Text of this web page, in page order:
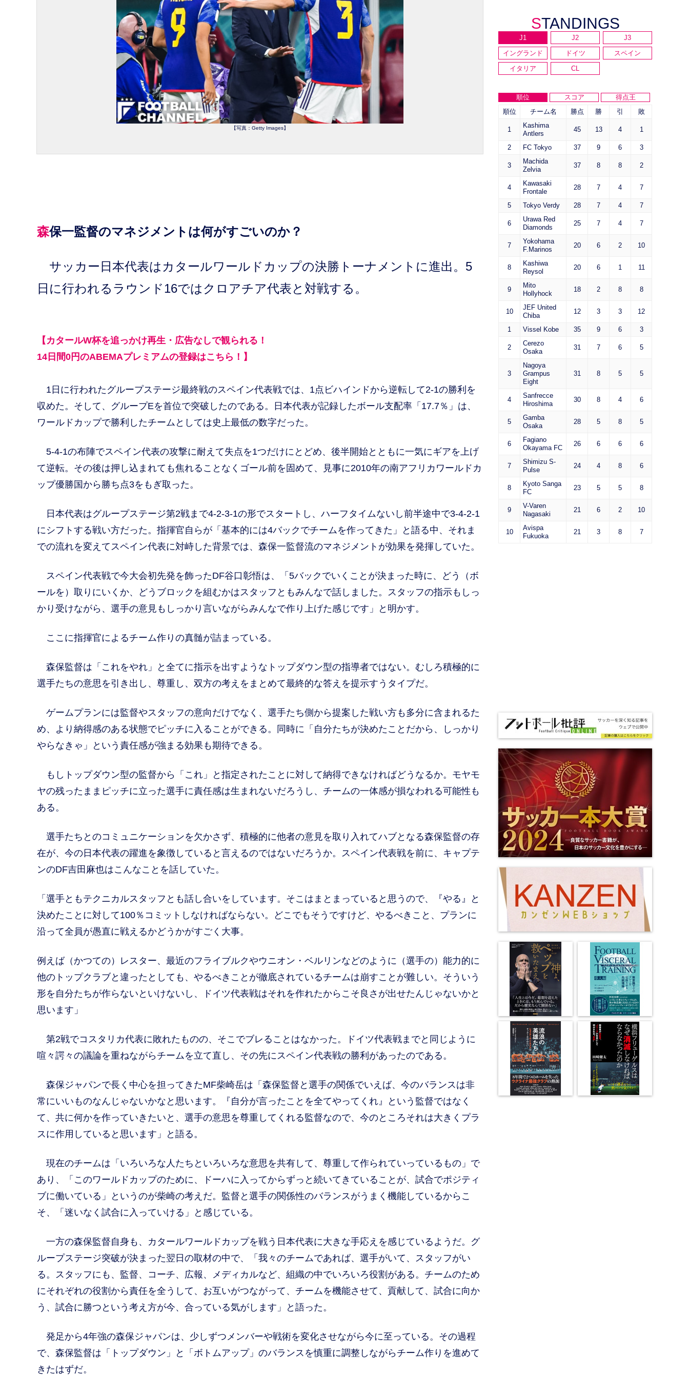
【写真：Getty Images】
森保一監督のマネジメントは何がすごいのか？
サッカー日本代表はカタールワールドカップの決勝トーナメントに進出。5
日に行われるラウンド16ではクロアチア代表と対戦する。
【カタールW杯を追っかけ再生・広告なしで観られる！
14日間0円のABEMAプレミアムの登録はこちら！】
1日に行われたグループステージ最終戦のスペイン代表戦では、1点ビハインドから逆転して2-1の勝利を
収めた。そして、グループEを首位で突破したのである。日本代表が記録したボール支配率「17.7％」は、
ワールドカップで勝利したチームとしては史上最低の数字だった。
5-4-1の布陣でスペイン代表の攻撃に耐えて失点を1つだけにとどめ、後半開始とともに一気にギアを上げ
て逆転。その後は押し込まれても焦れることなくゴール前を固めて、見事に2010年の南アフリカワールドカ
ップ優勝国から勝ち点3をもぎ取った。
日本代表はグループステージ第2戦まで4-2-3-1の形でスタートし、ハーフタイムないし前半途中で3-4-2-1
にシフトする戦い方だった。指揮官自らが「基本的には4バックでチームを作ってきた」と語る中、それま
での流れを変えてスペイン代表に対峙した背景では、森保一監督流のマネジメントが効果を発揮していた。
スペイン代表戦で今大会初先発を飾ったDF谷口彰悟は、「5バックでいくことが決まった時に、どう（ボ
ールを）取りにいくか、どうブロックを組むかはスタッフともみんなで話しました。スタッフの指示もしっ
かり受けながら、選手の意見もしっかり言いながらみんなで作り上げた感じです」と明かす。
ここに指揮官によるチーム作りの真髄が詰まっている。
森保監督は「これをやれ」と全てに指示を出すようなトップダウン型の指導者ではない。むしろ積極的に
選手たちの意思を引き出し、尊重し、双方の考えをまとめて最終的な答えを提示すうタイプだ。
ゲームプランには監督やスタッフの意向だけでなく、選手たち側から提案した戦い方も多分に含まれるた
め、より納得感のある状態でピッチに入ることができる。同時に「自分たちが決めたことだから、しっかり
やらなきゃ」という責任感が強まる効果も期待できる。
もしトップダウン型の監督から「これ」と指定されたことに対して納得できなければどうなるか。モヤモ
ヤの残ったままピッチに立った選手に責任感は生まれないだろうし、チームの一体感が損なわれる可能性も
ある。
選手たちとのコミュニケーションを欠かさず、積極的に他者の意見を取り入れてハブとなる森保監督の存
在が、今の日本代表の躍進を象徴していると言えるのではないだろうか。スペイン代表戦を前に、キャプテ
ンのDF吉田麻也はこんなことを話していた。
「選手ともテクニカルスタッフとも話し合いをしています。そこはまとまっていると思うので、『やる』と
決めたことに対して100％コミットしなければならない。どこでもそうですけど、やるべきこと、プランに
沿って全員が愚直に戦えるかどうかがすごく大事。
例えば（かつての）レスター、最近のフライブルクやウニオン・ベルリンなどのように（選手の）能力的に
他のトップクラブと違ったとしても、やるべきことが徹底されているチームは崩すことが難しい。そういう
形を自分たちが作らないといけないし、ドイツ代表戦はそれを作れたからこそ良さが出せたんじゃないかと
思います」
第2戦でコスタリカ代表に敗れたものの、そこでブレることはなかった。ドイツ代表戦までと同じように
喧々諤々の議論を重ねながらチームを立て直し、その先にスペイン代表戦の勝利があったのである。
森保ジャパンで長く中心を担ってきたMF柴崎岳は「森保監督と選手の関係でいえば、今のバランスは非
常にいいものなんじゃないかなと思います。『自分が言ったことを全てやってくれ』という監督ではなく
て、共に何かを作っていきたいと、選手の意思を尊重してくれる監督なので、今のところそれは大きくプラ
スに作用していると思います」と語る。
現在のチームは「いろいろな人たちといろいろな意思を共有して、尊重して作られていっているもの」で
あり、「このワールドカップのために、ドーハに入ってからずっと続いてきていることが、試合でポジティ
ブに働いている」というのが柴崎の考えだ。監督と選手の関係性のバランスがうまく機能しているからこ
そ、「迷いなく試合に入っていける」と感じている。
一方の森保監督自身も、カタールワールドカップを戦う日本代表に大きな手応えを感じているようだ。グ
ループステージ突破が決まった翌日の取材の中で、「我々のチームであれば、選手がいて、スタッフがい
る。スタッフにも、監督、コーチ、広報、メディカルなど、組織の中でいろいろ役割がある。チームのため
にそれぞれの役割から責任を全うして、お互いがつながって、チームを機能させて、貢献して、試合に向か
う、試合に勝つという考え方が今、合っている気がします」と語った。
発足から4年強の森保ジャパンは、少しずつメンバーや戦術を変化させながら今に至っている。その過程
で、森保監督は「トップダウン」と「ボトムアップ」のバランスを慎重に調整しながらチーム作りを進めて
きたはずだ。
STANDINGS
J1 J2
J3
イングランド
ドイツ
スペイン
イタリア
CL
順位 スコア
得点王
順位
チーム名 勝点 勝 引 敗
1
Kashima
Antlers
45 13 4 1
2 FC Tokyo 37 9 6 3
3
Machida
Zelvia
37 8 8 2
4
Kawasaki
Frontale
28 7 4 7
5 Tokyo Verdy 28 7 4 7
6
Urawa Red
Diamonds
25 7 4 7
7
Yokohama
F.Marinos
20 6 2 10
8
Kashiwa
Reysol
20 6 1 11
9
Mito
Hollyhock
18 2 8 8
10
JEF United
Chiba
12 3 3 12
1 Vissel Kobe 35 9 6 3
2
Cerezo
Osaka
31 7 6 5
3
Nagoya
Grampus
Eight
31 8 5 5
4
Sanfrecce
Hiroshima
30 8 4 6
5
Gamba
Osaka
28 5 8 5
6
Fagiano
Okayama FC
26 6 6 6
7
Shimizu S-
Pulse
24 4 8 6
8
Kyoto Sanga
FC
23 5 5 8
9
V-Varen
Nagasaki
21 6 2 10
10
Avispa
Fukuoka
21 3 8 7